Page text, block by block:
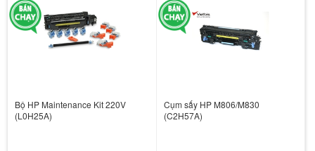
Bộ HP Maintenance Kit 220V
(L0H25A)
Cụm sấy HP M806/M830
(C2H57A)